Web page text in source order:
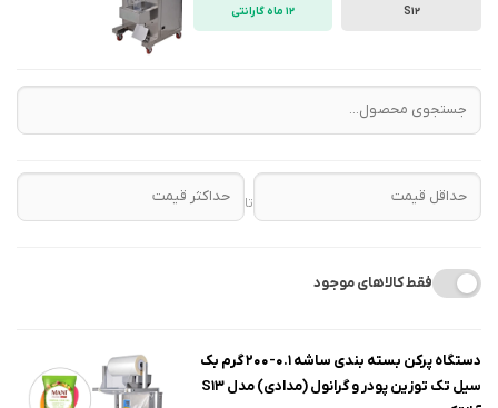
S12 12 ماه گارانتی
تا
فقط کالاهای موجود
دستگاه پرکن بسته بندی ساشه 0.1-200 گرم بک
سیل تک توزین پودر و گرانول (مدادی) مدل S13